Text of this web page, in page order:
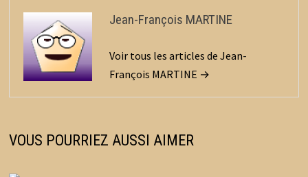
Jean-François MARTINE
Voir tous les articles de Jean-
François MARTINE →
VOUS POURRIEZ AUSSI AIMER